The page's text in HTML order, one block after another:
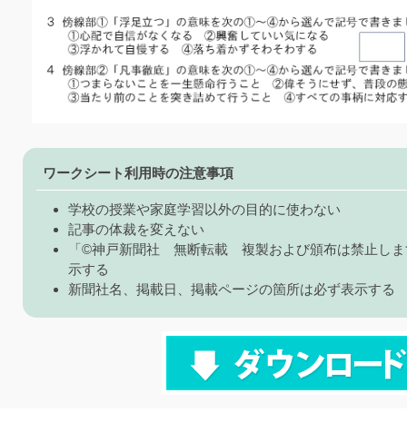
ワークシート利用時の注意事項
学校の授業や家庭学習以外の目的に使わない
記事の体裁を変えない
「©神戸新聞社 無断転載 複製および頒布は禁止しま
示する
新聞社名、掲載日、掲載ページの箇所は必ず表示する